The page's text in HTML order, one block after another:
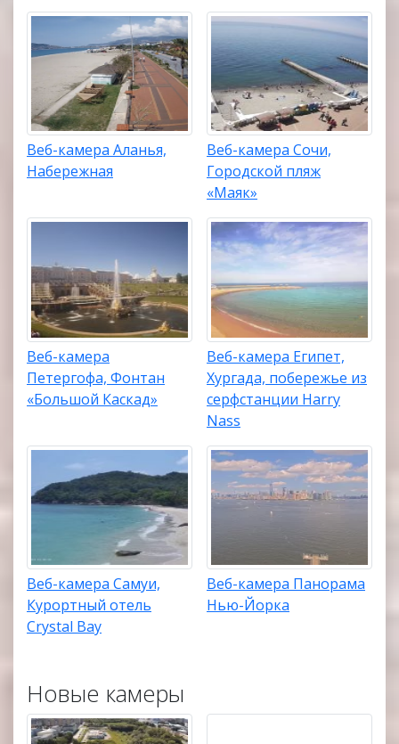
Веб-камера Аланья,
Набережная
Веб-камера Сочи,
Городской пляж
«Маяк»
Веб-камера
Петергофа, Фонтан
«Большой Каскад»
Веб-камера Египет,
Хургада, побережье из
серфстанции Harry
Nass
Веб-камера Самуи,
Курортный отель
Crystal Bay
Веб-камера Панорама
Нью-Йорка
Новые камеры